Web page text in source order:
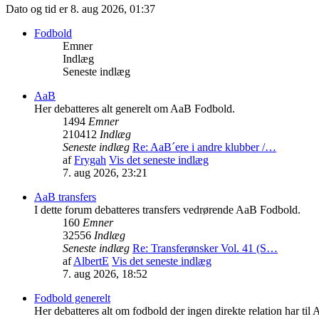
Dato og tid er 8. aug 2026, 01:37
Fodbold
Emner
Indlæg
Seneste indlæg
AaB
Her debatteres alt generelt om AaB Fodbold.
1494 Emner
210412 Indlæg
Seneste indlæg Re: AaB´ere i andre klubber /…
afFrygah Vis det seneste indlæg
7. aug 2026, 23:21
AaB transfers
I dette forum debatteres transfers vedrørende AaB Fodbold.
160 Emner
32556 Indlæg
Seneste indlæg Re: Transferønsker Vol. 41 (S…
afAlbertE Vis det seneste indlæg
7. aug 2026, 18:52
Fodbold generelt
Her debatteres alt om fodbold der ingen direkte relation har til